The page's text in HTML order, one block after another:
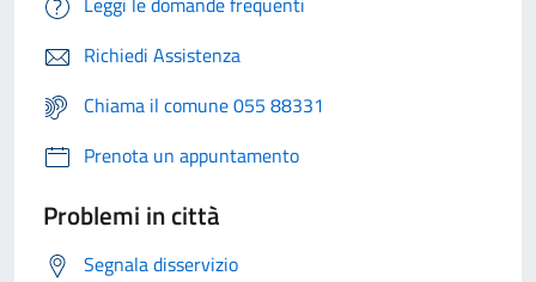
Richiedi Assistenza
Chiama il comune 055 88331
Prenota un appuntamento
Problemi in città
Segnala disservizio